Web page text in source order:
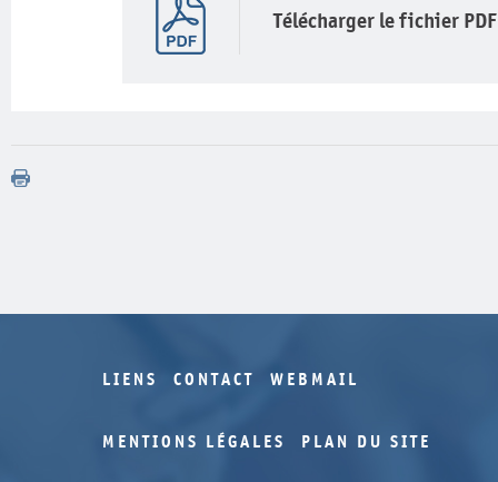
Télécharger le fichier PDF
LIENS CONTACT WEBMAIL
MENTIONS LÉGALES PLAN DU SITE